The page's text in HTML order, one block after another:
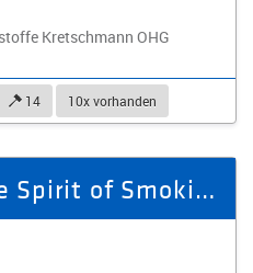
Kretschmann OHG
14 10x vorhanden
2 Tickets für "The Spirit of Smokie" 15.02.26 Kulturpalast Dresden